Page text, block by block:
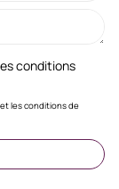
conditions
les conditions de